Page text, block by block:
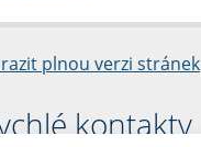
plnou verzi stránek
kontakty